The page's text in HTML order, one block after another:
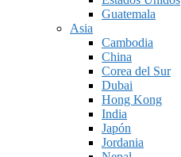
Guatemala
Asia
Cambodia
China
Corea del Sur
Dubai
Hong Kong
India
Japón
Jordania